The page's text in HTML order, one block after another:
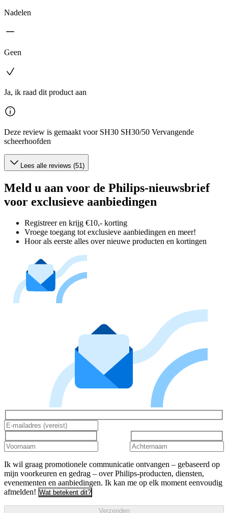
Nadelen
Geen
Ja, ik raad dit product aan
Deze review is gemaakt voor SH30 SH30/50 Vervangende
scheerhoofden
Lees alle reviews (51)
Meld u aan voor de Philips-nieuwsbrief
voor exclusieve aanbiedingen
Registreer en krijg €10,- korting
Vroege toegang tot exclusieve aanbiedingen en meer!
Hoor als eerste alles over nieuwe producten en kortingen
Ik wil graag promotionele communicatie ontvangen – gebaseerd op
mijn voorkeuren en gedrag – over Philips-producten, diensten,
evenementen en aanbiedingen. Ik kan me op elk moment eenvoudig
afmelden! Wat betekent dit?
Verzenden